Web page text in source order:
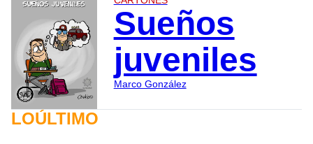
Sueños
juveniles
Marco González
LOÚLTIMO